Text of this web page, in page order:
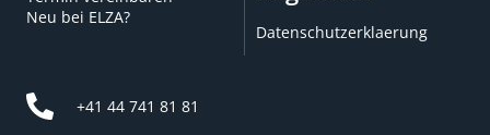
Neu bei ELZA?
Datenschutzerklaerung
+41 44 741 81 81